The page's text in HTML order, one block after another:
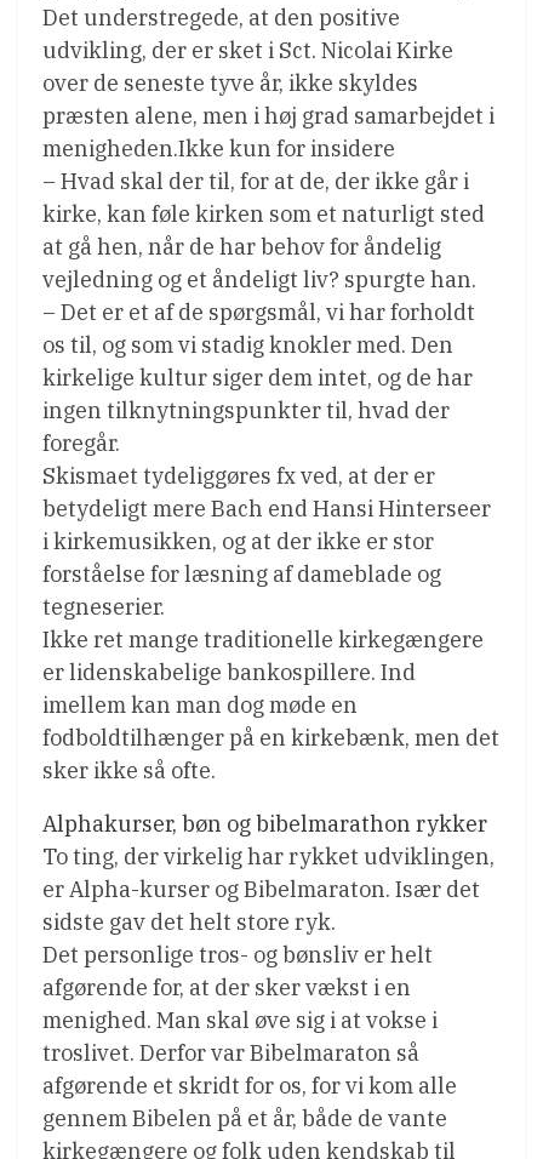
Det understregede, at den positive
udvikling, der er sket i Sct. Nicolai Kirke
over de seneste tyve år, ikke skyldes
præsten alene, men i høj grad samarbejdet i
menigheden.Ikke kun for insidere
– Hvad skal der til, for at de, der ikke går i
kirke, kan føle kirken som et naturligt sted
at gå hen, når de har behov for åndelig
vejledning og et åndeligt liv? spurgte han.
– Det er et af de spørgsmål, vi har forholdt
os til, og som vi stadig knokler med. Den
kirkelige kultur siger dem intet, og de har
ingen tilknytningspunkter til, hvad der
foregår.
Skismaet tydeliggøres fx ved, at der er
betydeligt mere Bach end Hansi Hinterseer
i kirkemusikken, og at der ikke er stor
forståelse for læsning af dameblade og
tegneserier.
Ikke ret mange traditionelle kirkegængere
er lidenskabelige bankospillere. Ind
imellem kan man dog møde en
fodboldtilhænger på en kirkebænk, men det
sker ikke så ofte.
Alphakurser, bøn og bibelmarathon rykker
To ting, der virkelig har rykket udviklingen,
er Alpha-kurser og Bibelmaraton. Især det
sidste gav det helt store ryk.
Det personlige tros- og bønsliv er helt
afgørende for, at der sker vækst i en
menighed. Man skal øve sig i at vokse i
troslivet. Derfor var Bibelmaraton så
afgørende et skridt for os, for vi kom alle
gennem Bibelen på et år, både de vante
kirkegængere og folk uden kendskab til